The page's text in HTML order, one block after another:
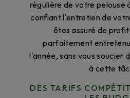
régulière de votre pelouse
confiant l'entretien de
êtes assuré de
parfaitement
l'année, sans vous soucier
à cette
DES TARIFS